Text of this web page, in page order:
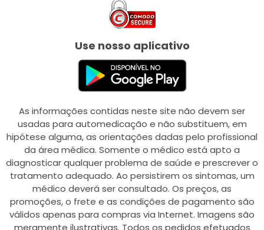
Use nosso aplicativo
As informações contidas neste site não devem ser
usadas para automedicação e não substituem, em
hipótese alguma, as orientações dadas pelo profissional
da área médica. Somente o médico está apto a
diagnosticar qualquer problema de saúde e prescrever o
tratamento adequado. Ao persistirem os sintomas, um
médico deverá ser consultado. Os preços, as
promoções, o frete e as condições de pagamento são
válidos apenas para compras via Internet. Imagens são
meramente ilustrativas. Todos os pedidos efetuados